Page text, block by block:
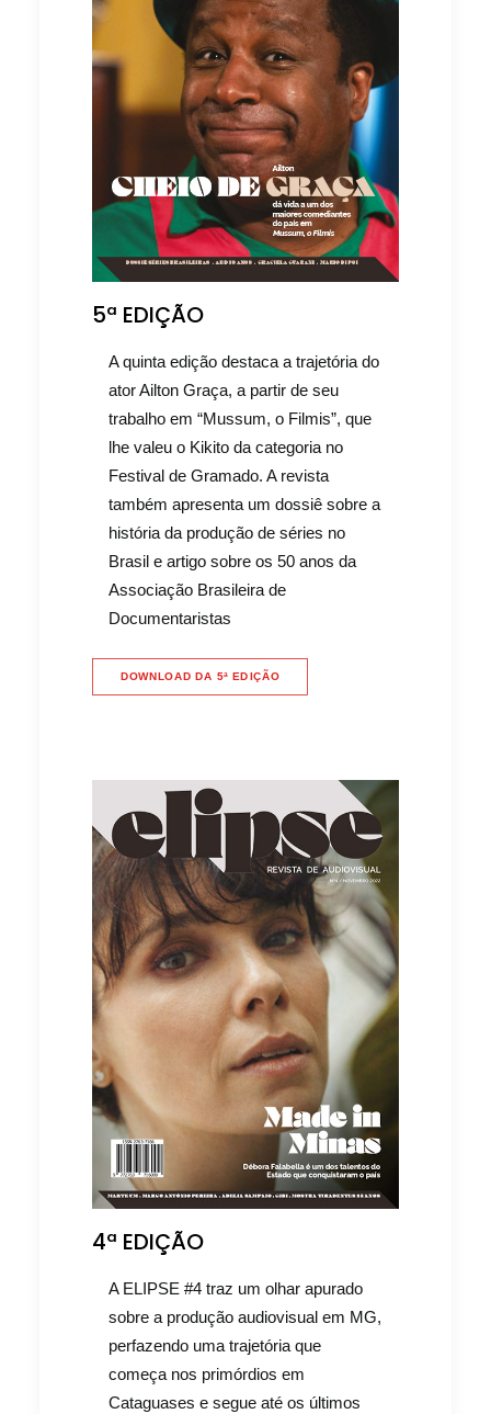
5ª EDIÇÃO
A quinta edição destaca a trajetória do
ator Ailton Graça, a partir de seu
trabalho em “Mussum, o Filmis”, que
lhe valeu o Kikito da categoria no
Festival de Gramado. A revista
também apresenta um dossiê sobre a
história da produção de séries no
Brasil e artigo sobre os 50 anos da
Associação Brasileira de
Documentaristas
DOWNLOAD DA 5ª EDIÇÃO
4ª EDIÇÃO
A ELIPSE #4 traz um olhar apurado
sobre a produção audiovisual em MG,
perfazendo uma trajetória que
começa nos primórdios em
Cataguases e segue até os últimos